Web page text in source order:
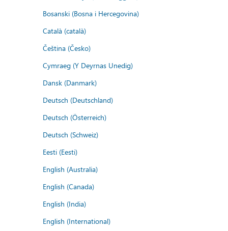
Bosanski (Bosna i Hercegovina)
Català (català)
Čeština (Česko)
Cymraeg (Y Deyrnas Unedig)
Dansk (Danmark)
Deutsch (Deutschland)
Deutsch (Österreich)
Deutsch (Schweiz)
Eesti (Eesti)
English (Australia)
English (Canada)
English (India)
English (International)